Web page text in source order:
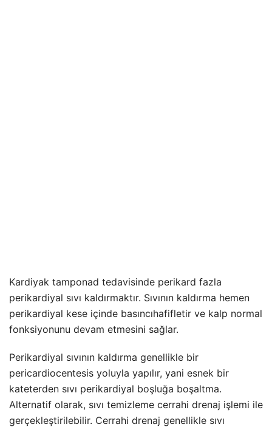
Kardiyak tamponad tedavisinde perikard fazla
perikardiyal sıvı kaldırmaktır. Sıvının kaldırma hemen
perikardiyal kese içinde basıncıhafifletir ve kalp normal
fonksiyonunu devam etmesini sağlar.
Perikardiyal sıvının kaldırma genellikle bir
pericardiocentesis yoluyla yapılır, yani esnek bir
kateterden sıvı perikardiyal boşluğa boşaltma.
Alternatif olarak, sıvı temizleme cerrahi drenaj işlemi ile
gerçekleştirilebilir. Cerrahi drenaj genellikle sıvı